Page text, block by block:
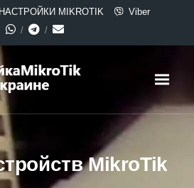
MIKROTIK Viber
MikroTik